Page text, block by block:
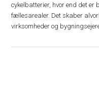
cykelbatterier, hvor end det er
fællesarealer. Det skaber
virksomheder og